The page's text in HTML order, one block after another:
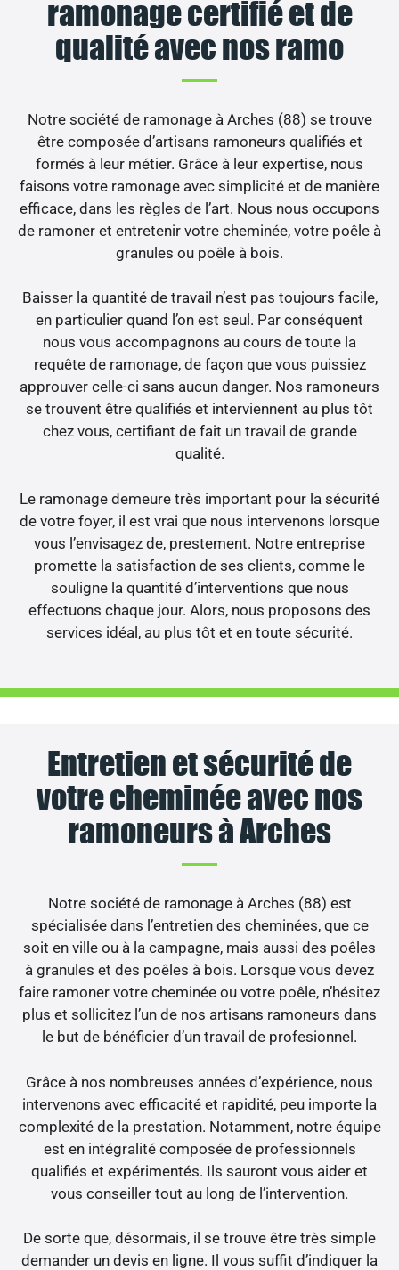
ramonage certifié et de
qualité avec nos ramo
Notre société de ramonage à Arches (88) se trouve
être composée d’artisans ramoneurs qualifiés et
formés à leur métier. Grâce à leur expertise, nous
faisons votre ramonage avec simplicité et de manière
efficace, dans les règles de l’art. Nous nous occupons
de ramoner et entretenir votre cheminée, votre poêle à
granules ou poêle à bois.
Baisser la quantité de travail n’est pas toujours facile,
en particulier quand l’on est seul. Par conséquent
nous vous accompagnons au cours de toute la
requête de ramonage, de façon que vous puissiez
approuver celle-ci sans aucun danger. Nos ramoneurs
se trouvent être qualifiés et interviennent au plus tôt
chez vous, certifiant de fait un travail de grande
qualité.
Le ramonage demeure très important pour la sécurité
de votre foyer, il est vrai que nous intervenons lorsque
vous l’envisagez de, prestement. Notre entreprise
promette la satisfaction de ses clients, comme le
souligne la quantité d’interventions que nous
effectuons chaque jour. Alors, nous proposons des
services idéal, au plus tôt et en toute sécurité.
Entretien et sécurité de
votre cheminée avec nos
ramoneurs à Arches
Notre société de ramonage à Arches (88) est
spécialisée dans l’entretien des cheminées, que ce
soit en ville ou à la campagne, mais aussi des poêles
à granules et des poêles à bois. Lorsque vous devez
faire ramoner votre cheminée ou votre poêle, n’hésitez
plus et sollicitez l’un de nos artisans ramoneurs dans
le but de bénéficier d’un travail de profesionnel.
Grâce à nos nombreuses années d’expérience, nous
intervenons avec efficacité et rapidité, peu importe la
complexité de la prestation. Notamment, notre équipe
est en intégralité composée de professionnels
qualifiés et expérimentés. Ils sauront vous aider et
vous conseiller tout au long de l’intervention.
De sorte que, désormais, il se trouve être très simple
demander un devis en ligne. Il vous suffit d’indiquer la